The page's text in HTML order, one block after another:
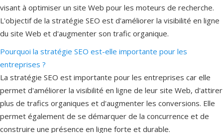
visant à optimiser un site Web pour les moteurs de recherche.
L'objectif de la stratégie SEO est d'améliorer la visibilité en ligne
du site Web et d'augmenter son trafic organique.
Pourquoi la stratégie SEO est-elle importante pour les
entreprises ?
La stratégie SEO est importante pour les entreprises car elle
permet d'améliorer la visibilité en ligne de leur site Web, d'attirer
plus de trafics organiques et d'augmenter les conversions. Elle
permet également de se démarquer de la concurrence et de
construire une présence en ligne forte et durable.